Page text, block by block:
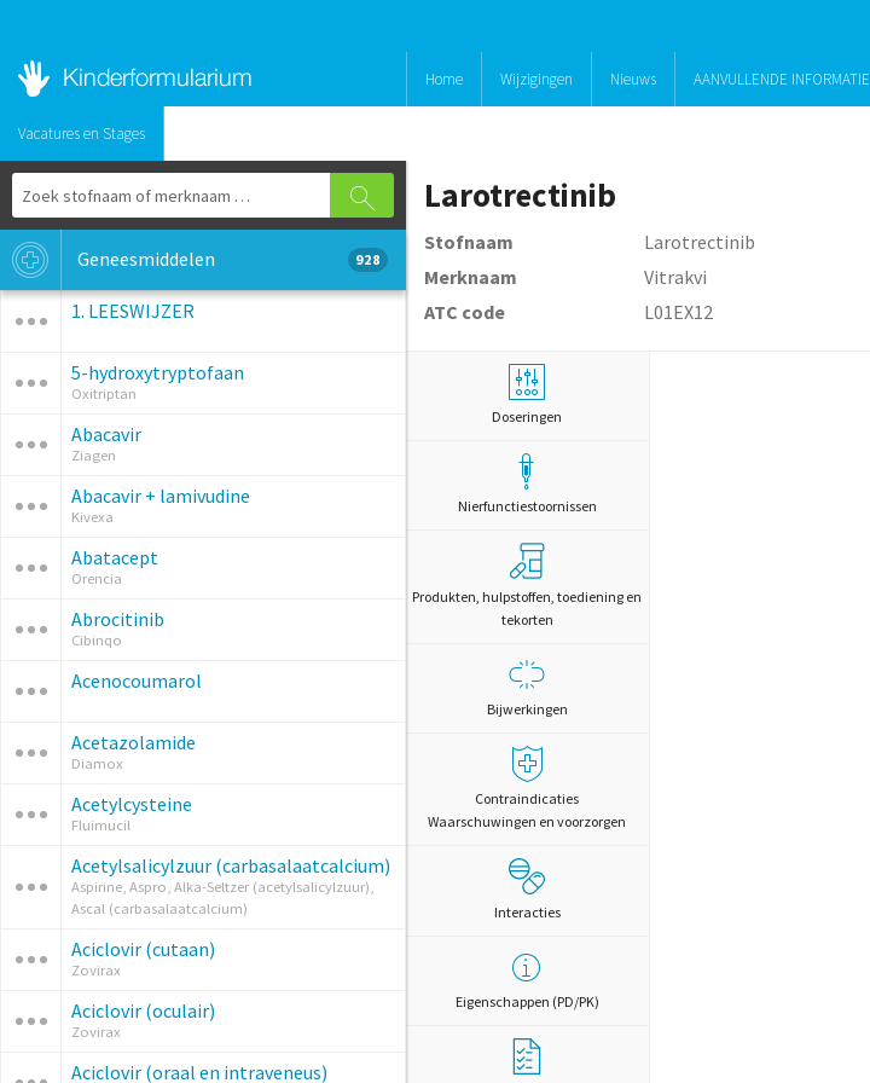
Home Wijzigingen Nieuws AANVULLENDE INFORMATIE
Vacatures en Stages
Geneesmiddelen 928
1. LEESWIJZER
5-hydroxytryptofaan
Oxitriptan
Abacavir
Ziagen
Abacavir + lamivudine
Kivexa
Abatacept
Orencia
Abrocitinib
Cibinqo
Acenocoumarol
Acetazolamide
Diamox
Acetylcysteine
Fluimucil
Acetylsalicylzuur (carbasalaatcalcium)
Aspirine, Aspro, Alka-Seltzer (acetylsalicylzuur),
Ascal (carbasalaatcalcium)
Aciclovir (cutaan)
Zovirax
Aciclovir (oculair)
Zovirax
Aciclovir (oraal en intraveneus)
Larotrectinib
Stofnaam
Larotrectinib
Merknaam
Vitrakvi
ATC code
L01EX12
Doseringen
Nierfunctiestoornissen
Produkten, hulpstoffen, toediening en
tekorten
Bijwerkingen
Contraindicaties
Waarschuwingen en voorzorgen
Interacties
Eigenschappen (PD/PK)